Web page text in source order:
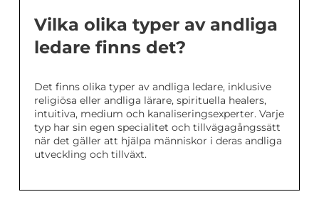
Vilka olika typer av andliga
ledare finns det?
Det finns olika typer av andliga ledare, inklusive
religiösa eller andliga lärare, spirituella healers,
intuitiva, medium och kanaliseringsexperter. Varje
typ har sin egen specialitet och tillvägagångssätt
när det gäller att hjälpa människor i deras andliga
utveckling och tillväxt.